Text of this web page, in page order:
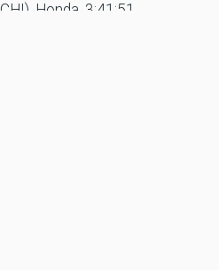
Honda, 3:41:51